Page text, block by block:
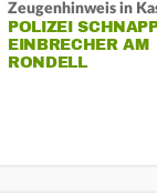
Zeugenhinweis in
POLIZEI
EINBRECHER AM
RONDELL